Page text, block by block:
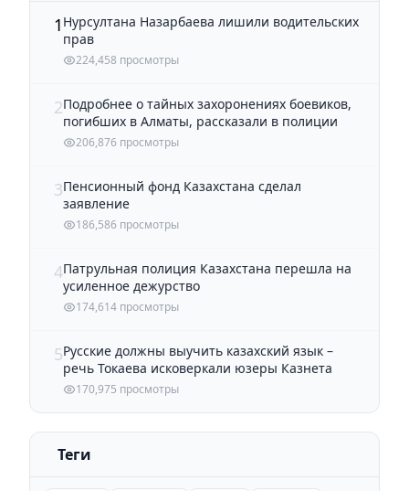
1 Нурсултана Назарбаева лишили водительских
прав
224,458 просмотры
2Подробнее о тайных захоронениях боевиков,
погибших в Алматы, рассказали в полиции
206,876 просмотры
3Пенсионный фонд Казахстана сделал
заявление
186,586 просмотры
4Патрульная полиция Казахстана перешла на
усиленное дежурство
174,614 просмотры
5Русские должны выучить казахский язык –
речь Токаева исковеркали юзеры Казнета
170,975 просмотры
Теги